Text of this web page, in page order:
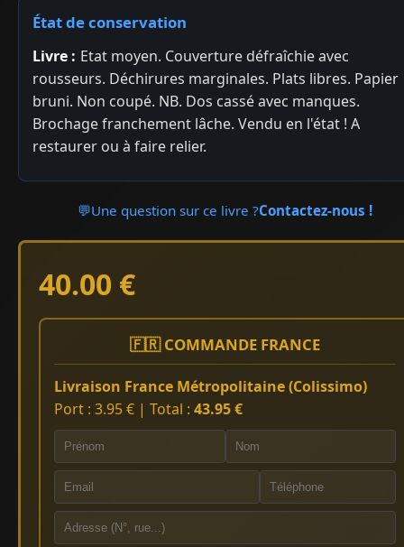
État de conservation
Livre : Etat moyen. Couverture défraîchie avec
rousseurs. Déchirures marginales. Plats libres. Papier
bruni. Non coupé. NB. Dos cassé avec manques.
Brochage franchement lâche. Vendu en l'état ! A
restaurer ou à faire relier.
💬Une question sur ce livre ?Contactez-nous !
40.00 €
🇫🇷 COMMANDE FRANCE
Livraison France Métropolitaine (Colissimo)
Port : 3.95 € | Total : 43.95 €